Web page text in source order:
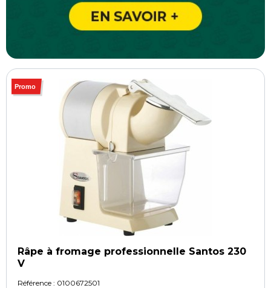
Promo
Râpe à fromage professionnelle Santos 230
V
Référence : 0100672501